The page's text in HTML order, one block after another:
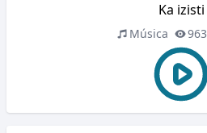
Ka izisti
Música 963